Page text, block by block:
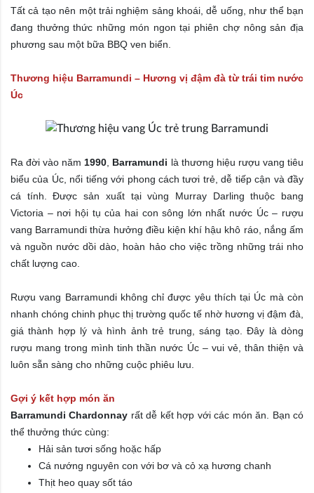
Tất cả tạo nên một trải nghiệm sảng khoái, dễ uống, như thể bạn
đang thưởng thức những món ngon tại phiên chợ nông sản địa
phương sau một bữa BBQ ven biển.
Thương hiệu Barramundi – Hương vị đậm đà từ trái tim nước
Úc
Ra đời vào năm1990, Barramundi là thương hiệu rượu vang tiêu
biểu của Úc, nổi tiếng với phong cách tươi trẻ, dễ tiếp cận và đầy
cá tính. Được sản xuất tại vùng Murray Darling thuộc bang
Victoria – nơi hội tụ của hai con sông lớn nhất nước Úc – rượu
vang Barramundi thừa hưởng điều kiện khí hậu khô ráo, nắng ấm
và nguồn nước dồi dào, hoàn hảo cho việc trồng những trái nho
chất lượng cao.
Rượu vang Barramundi không chỉ được yêu thích tại Úc mà còn
nhanh chóng chinh phục thị trường quốc tế nhờ hương vị đậm đà,
giá thành hợp lý và hình ảnh trẻ trung, sáng tạo. Đây là dòng
rượu mang trong mình tinh thần nước Úc – vui vẻ, thân thiện và
luôn sẵn sàng cho những cuộc phiêu lưu.
Gợi ý kết hợp món ăn
Barramundi Chardonnay rất dễ kết hợp với các món ăn. Bạn có
thể thưởng thức cùng:
Hải sản tươi sống hoặc hấp
Cá nướng nguyên con với bơ và cỏ xạ hương chanh
Thịt heo quay sốt táo